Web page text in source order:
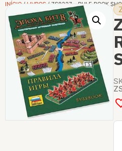
INÍCIO / LIVROS / ZS8227 – RULE BOOK